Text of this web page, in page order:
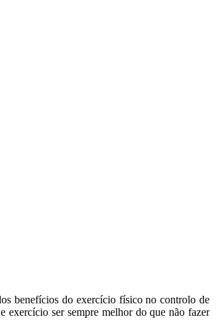
benefícios do exercício físico no controlo de
exercício ser sempre melhor do que não fazer